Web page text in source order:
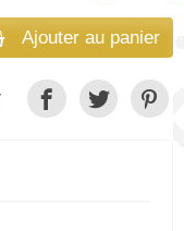
Ajouter au panier